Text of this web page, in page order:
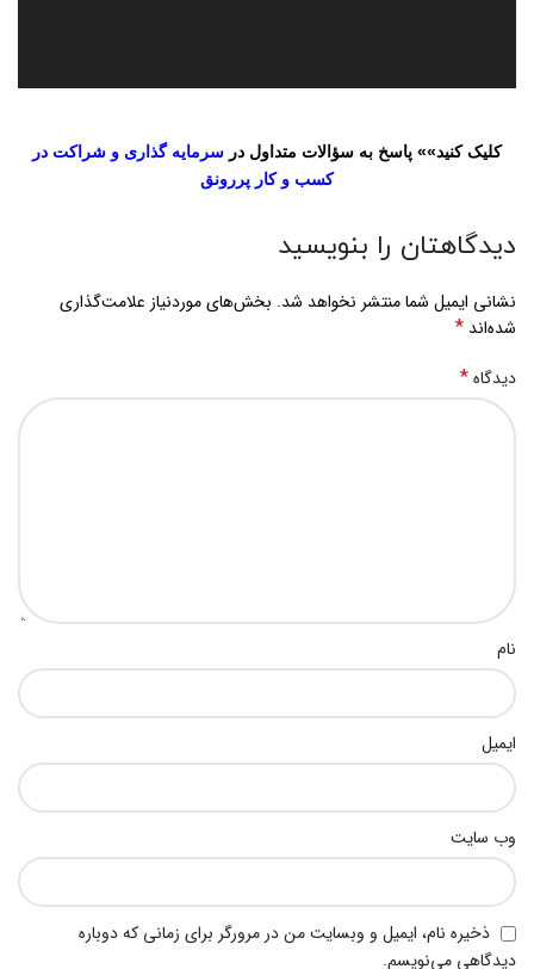
کلیک کنید»» پاسخ به سؤالات متداول در سرمایه گذاری و شراکت در
کسب و کار پررونق
دیدگاهتان را بنویسید
نشانی ایمیل شما منتشر نخواهد شد. بخش‌های موردنیاز علامت‌گذاری
شده‌اند *
دیدگاه*
نام
ایمیل
وب‌ سایت
ذخیره نام، ایمیل و وبسایت من در مرورگر برای زمانی که دوباره
دیدگاهی می‌نویسم.